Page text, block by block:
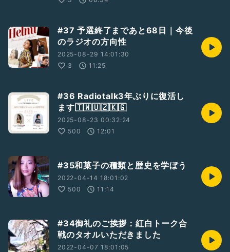
#37 予選終了まであと68日｜今後
のラジオの方向性
2025-08-29 14:01:30
3
11:25
#36 Radiotalk3年ぶりに復活し
ます🇹🇼🇺🇿🇰🇬
2025-08-23 00:32:24
500
12:01
#35和菓子の種類と歴史を学ぼう
2022-04-14 18:01:02
500
11:14
#34御礼のご挨拶：紅白トーク合
戦のタオルいただきました
2022-04-07 18:01:05